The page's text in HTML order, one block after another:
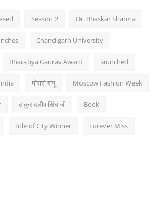
Season 2 Dr. Bhaskar Sharma
Chandigarh University
Bharatiya Gaurav Award launched
मोरारी बापू Moscow Fashion Week
ठाकुर दलीप सिंघ जी Book
title of City Winner Forever Miss